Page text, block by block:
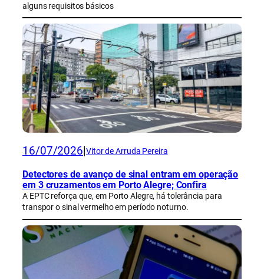
alguns requisitos básicos
16/07/2026 Vitor de Arruda Pereira
Detectores de avanço de sinal entram em operação
em 3 cruzamentos em Porto Alegre; Confira
A EPTC reforça que, em Porto Alegre, há tolerância para
transpor o sinal vermelho em período noturno.